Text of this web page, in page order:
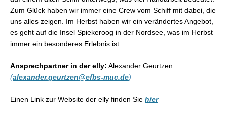
Zum Glück haben wir immer eine Crew vom Schiff mit dabei, die
uns alles zeigen. Im Herbst haben wir ein verändertes Angebot,
es geht auf die Insel Spiekeroog in der Nordsee, was im Herbst
immer ein besonderes Erlebnis ist.
Ansprechpartner in der elly: Alexander Geurtzen
(alexander.geurtzen@efbs-muc.de)
Einen Link zur Website der elly finden Sie hier